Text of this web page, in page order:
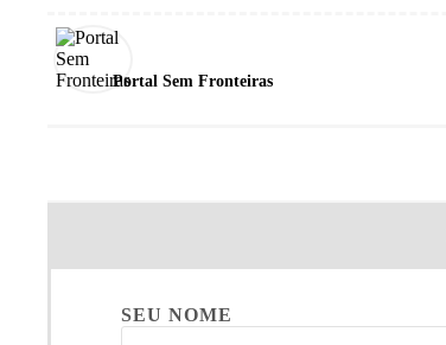
Portal Sem Fronteiras
SEU NOME